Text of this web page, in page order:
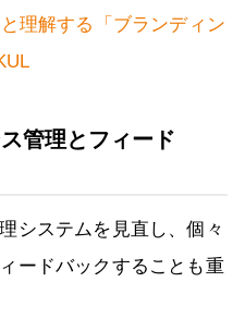
理解する「ブランディン
管理とフィード
システムを見直し、個々
ードバックすることも重